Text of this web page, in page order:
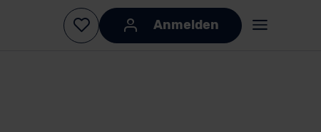
Anmelden